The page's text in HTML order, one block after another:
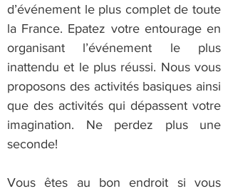
d’événement le plus complet de toute
la France. Epatez votre entourage en
organisant l’événement le plus
inattendu et le plus réussi. Nous vous
proposons des activités basiques ainsi
que des activités qui dépassent votre
imagination. Ne perdez plus une
seconde!
Vous êtes au bon endroit si vous